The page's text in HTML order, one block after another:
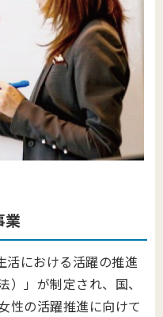
業
活における活躍の推進
）」が制定され、国、
性の活躍推進に向けて